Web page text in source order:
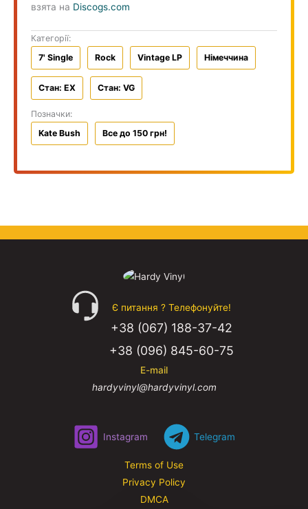
взята на Discogs.com
Категорії:
7' Single
Rock Vintage LP Німеччина
Стан: EX Стан: VG
Позначки:
Kate Bush
Все до 150 грн!
Є питання ? Телефонуйте!
+38 (067) 188-37-42
+38 (096) 845-60-75
E-mail
hardyvinyl@hardyvinyl.com
Instagram Telegram
Terms of Use
Privacy Policy
DMCA